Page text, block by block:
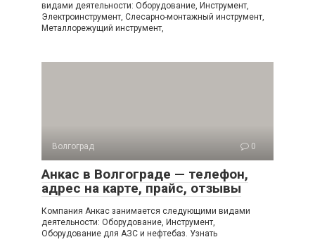
видами деятельности: Оборудование, Инструмент,
Электроинструмент, Слесарно-монтажный инструмент,
Металлорежущий инструмент,
Волгоград 0
Анкас в Волгограде — телефон,
адрес на карте, прайс, отзывы
Компания Анкас занимается следующими видами
деятельности: Оборудование, Инструмент,
Оборудование для АЗС и нефтебаз. Узнать